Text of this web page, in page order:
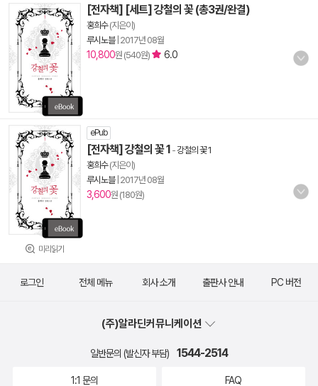
[전자책] [세트] 강철의 꽃 (총3권/완결)
홍희수(지은이)
루시노블| 2017년 08월
10,800원 (540원) 6.0
미리읽기
ePub
[전자책] 강철의 꽃 1 -강철의 꽃 1
홍희수(지은이)
루시노블| 2017년 08월
3,600원 (180원)
로그인 전체 메뉴 회사 소개 출판사 안내 PC 버전
(주)알라딘커뮤니케이션
일반문의 (발신자 부담) 1544-2514
1:1 문의 FAQ